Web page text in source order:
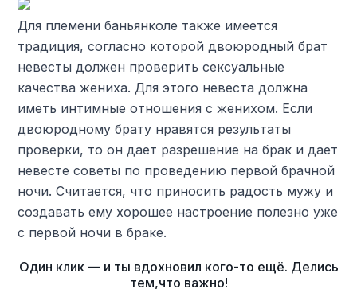
Для племени баньянколе также имеется
традиция, согласно которой двоюродный брат
невесты должен проверить сексуальные
качества жениха. Для этого невеста должна
иметь интимные отношения с женихом. Если
двоюродному брату нравятся результаты
проверки, то он дает разрешение на брак и дает
невесте советы по проведению первой брачной
ночи. Считается, что приносить радость мужу и
создавать ему хорошее настроение полезно уже
с первой ночи в браке.